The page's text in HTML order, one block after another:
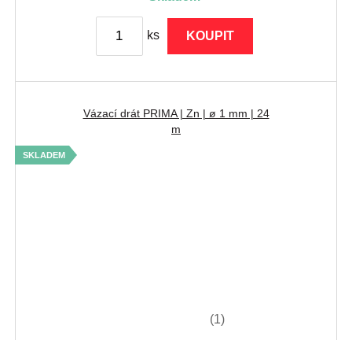
ks KOUPIT
Vázací drát PRIMA | Zn | ø 1 mm | 24
m
SKLADEM
(1)